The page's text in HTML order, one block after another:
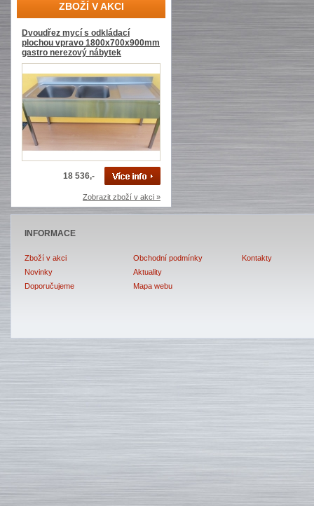
ZBOŽÍ V AKCI
Dvoudřez mycí s odkládací
plochou vpravo 1800x700x900mm
gastro nerezový nábytek
18 536,-
Zobrazit zboží v akci »
INFORMACE
Zboží v akci
Novinky
Doporučujeme
Obchodní podmínky
Aktuality
Mapa webu
Kontakty